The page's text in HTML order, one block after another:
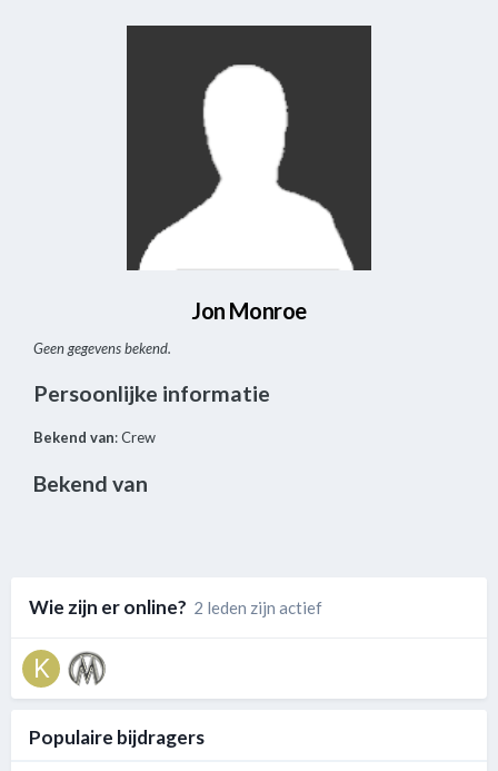
Jon Monroe
Geen gegevens bekend.
Persoonlijke informatie
Bekend van: Crew
Bekend van
Wie zijn er online? 2 leden zijn actief
Populaire bijdragers